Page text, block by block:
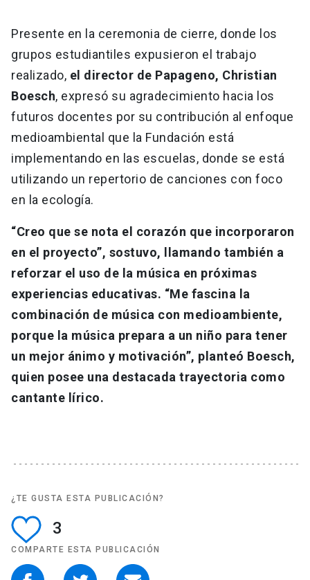
Presente en la ceremonia de cierre, donde los
grupos estudiantiles expusieron el trabajo
realizado, el director de Papageno, Christian
Boesch, expresó su agradecimiento hacia los
futuros docentes por su contribución al enfoque
medioambiental que la Fundación está
implementando en las escuelas, donde se está
utilizando un repertorio de canciones con foco
en la ecología.
“Creo que se nota el corazón que incorporaron
en el proyecto”, sostuvo, llamando también a
reforzar el uso de la música en próximas
experiencias educativas. “Me fascina la
combinación de música con medioambiente,
porque la música prepara a un niño para tener
un mejor ánimo y motivación”, planteó Boesch,
quien posee una destacada trayectoria como
cantante lírico.
¿TE GUSTA ESTA PUBLICACIÓN?
3
COMPARTE ESTA PUBLICACIÓN